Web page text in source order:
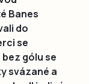
Banes
do
se
gólu se
svázané a